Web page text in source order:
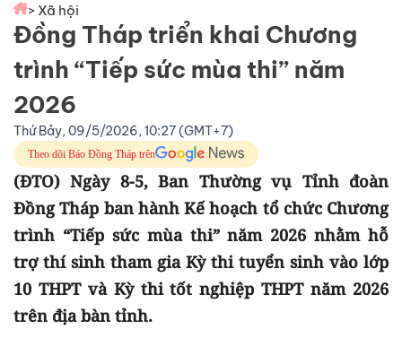
> Xã hội
Đồng Tháp triển khai Chương
trình “Tiếp sức mùa thi” năm
2026
Thứ Bảy, 09/5/2026, 10:27 (GMT+7)
Theo dõi Báo Đồng Tháp trên
(ĐTO) Ngày 8-5, Ban Thường vụ Tỉnh đoàn
Đồng Tháp ban hành Kế hoạch tổ chức Chương
trình “Tiếp sức mùa thi” năm 2026 nhằm hỗ
trợ thí sinh tham gia Kỳ thi tuyển sinh vào lớp
10 THPT và Kỳ thi tốt nghiệp THPT năm 2026
trên địa bàn tỉnh.